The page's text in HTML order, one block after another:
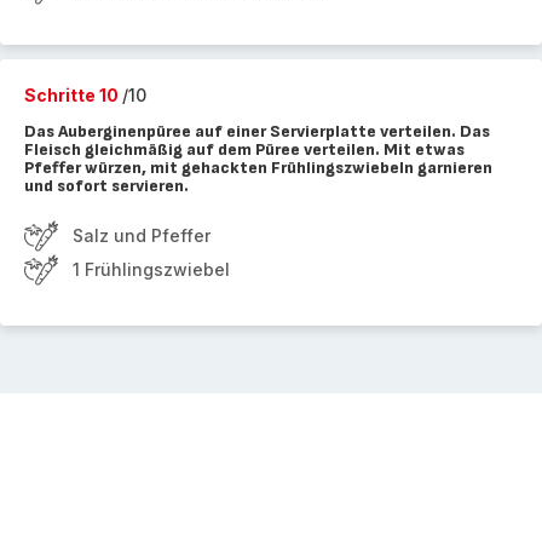
Schritte 10 /10
Das Auberginenpüree auf einer Servierplatte verteilen. Das
Fleisch gleichmäßig auf dem Püree verteilen. Mit etwas
Pfeffer würzen, mit gehackten Frühlingszwiebeln garnieren
und sofort servieren.
Salz und Pfeffer
1 Frühlingszwiebel